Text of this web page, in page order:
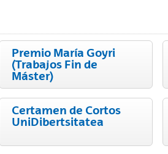
Premio María Goyri
(Trabajos Fin de
Máster)
Certamen de Cortos
UniDibertsitatea